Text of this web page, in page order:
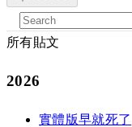
所有貼文
2026
實體版早就死了